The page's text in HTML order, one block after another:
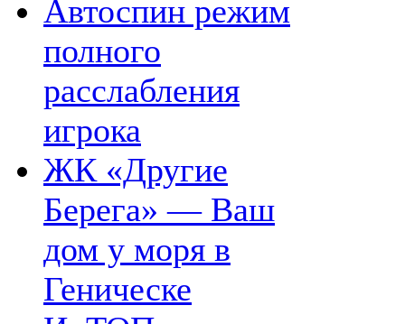
Автоспин режим
полного
расслабления
игрока
ЖК «Другие
Берега» — Ваш
дом у моря в
Геническе